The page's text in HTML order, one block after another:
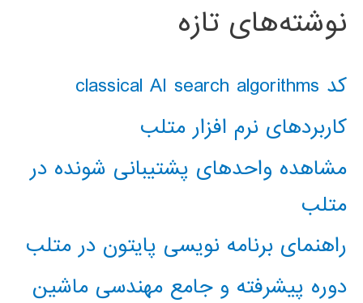
نوشته‌های تازه
کد classical AI search algorithms
کاربردهای نرم افزار متلب
مشاهده واحدهای پشتیبانی شونده در
متلب
راهنمای برنامه نویسی پایتون در متلب
دوره پیشرفته و جامع مهندسی ماشین